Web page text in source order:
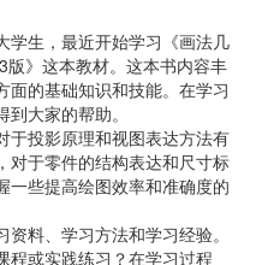
学生，最近开始学习《画法几
》这本教材。这本书内容丰
面的基础知识和技能。在学习
大家的帮助。
于投影原理和视图表达方法有
对于零件的结构表达和尺寸标
一些提高绘图效率和准确度的
料、学习方法和学习经验。
程或实践练习？在学习过程